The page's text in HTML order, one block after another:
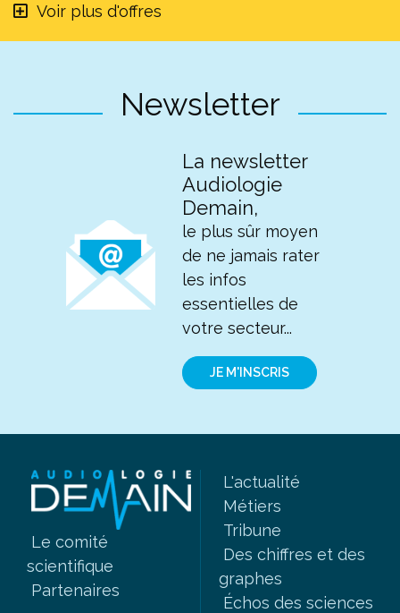
Voir plus d'offres
Newsletter
La newsletter
Audiologie
Demain,
le plus sûr moyen
de ne jamais rater
les infos
essentielles de
votre secteur...
JE M'INSCRIS
Le comité
scientifique
Partenaires
L'actualité
Métiers
Tribune
Des chiffres et des
graphes
Échos des sciences